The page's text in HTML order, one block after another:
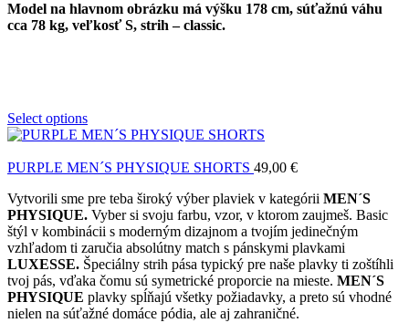
Model na hlavnom obrázku má výšku 178 cm, súťažnú váhu
cca 78 kg, veľkosť S, strih – classic.
Select options
PURPLE MEN´S PHYSIQUE SHORTS 49,00 €
Vytvorili sme pre teba široký výber plaviek v kategórii MEN´S
PHYSIQUE. Vyber si svoju farbu, vzor, v ktorom zaujmeš. Basic
štýl v kombinácii s moderným dizajnom a tvojím jedinečným
vzhľadom ti zaručia absolútny match s pánskymi plavkami
LUXESSE. Špeciálny strih pása typický pre naše plavky ti zoštíhli
tvoj pás, vďaka čomu sú symetrické proporcie na mieste. MEN´S
PHYSIQUE plavky spĺňajú všetky požiadavky, a preto sú vhodné
nielen na súťažné domáce pódia, ale aj zahraničné.